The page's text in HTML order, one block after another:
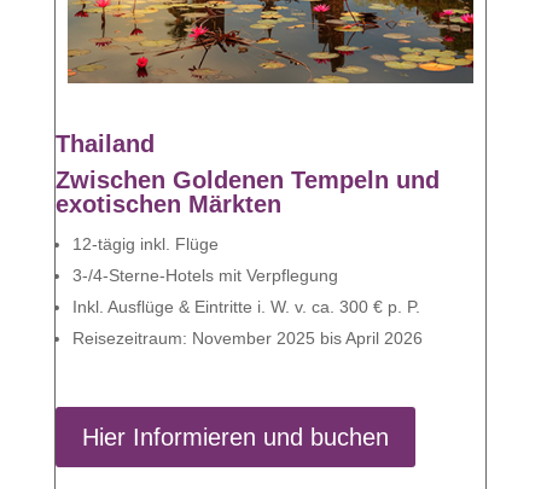
Thailand
Zwischen Goldenen Tempeln und
exotischen Märkten
12-tägig inkl. Flüge
3-/4-Sterne-Hotels mit Verpflegung
Inkl. Ausflüge & Eintritte i. W. v. ca. 300 € p. P.
Reisezeitraum: November 2025 bis April 2026
Hier Informieren und buchen